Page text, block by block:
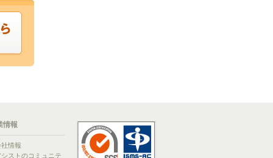
情報
社情報
シストのコミュニテ